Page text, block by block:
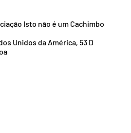
Isto não é um Cachimbo
Unidos da América, 53 D